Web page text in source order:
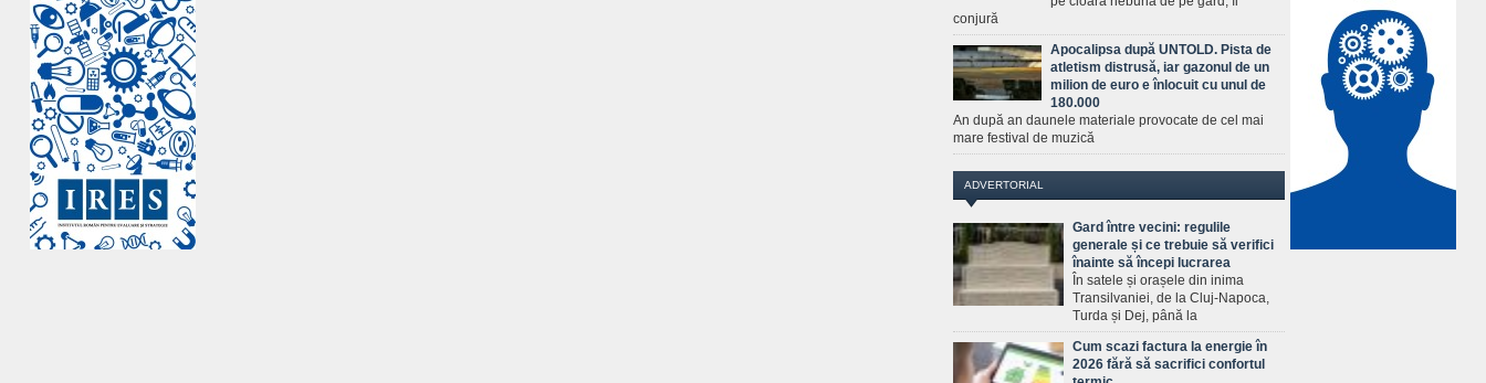
conjură
Apocalipsa după UNTOLD. Pista de
atletism distrusă, iar gazonul de un
milion de euro e înlocuit cu unul de
180.000
An după an daunele materiale provocate de cel mai
mare festival de muzică
ADVERTORIAL
Gard între vecini: regulile
generale și ce trebuie să verifici
înainte să începi lucrarea
În satele și orașele din inima
Transilvaniei, de la Cluj-Napoca,
Turda și Dej, până la
Cum scazi factura la energie în
2026 fără să sacrifici confortul